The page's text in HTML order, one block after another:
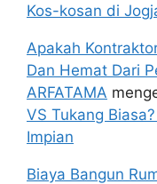
Kos-kosan di
Apakah
Dan Hemat Dari
ARFATAMA
VS Tukang
Impian
Biaya Bangun